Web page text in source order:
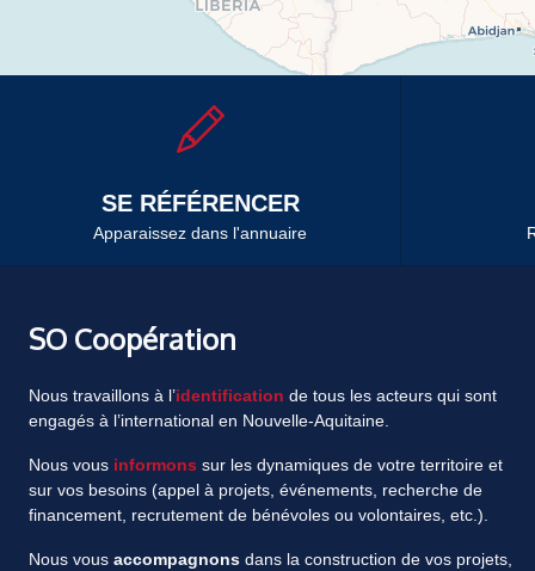
SE RÉFÉRENCER
Apparaissez dans l'annuaire
SO Coopération
Nous travaillons à l’identification de tous les acteurs qui sont
engagés à l’international en Nouvelle-Aquitaine.
Nous vous informons sur les dynamiques de votre territoire et
sur vos besoins (appel à projets, événements, recherche de
financement, recrutement de bénévoles ou volontaires, etc.).
Nous vous accompagnons dans la construction de vos projets,